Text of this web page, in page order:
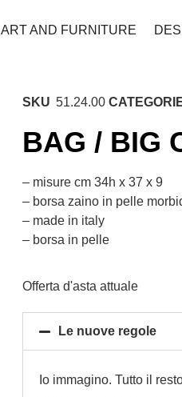
ART AND FURNITURE
SKU51.24.00
BAG / BIG
– misure cm 34h x 37 x 9
– borsa zaino in pelle
– made in italy
– borsa in pelle
Offerta d'asta attuale
Le nuove regole
Io immagino. Tutto il